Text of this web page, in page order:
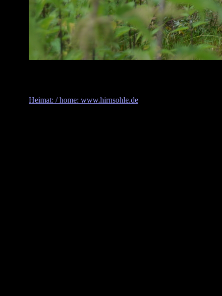
Heimat: / home: www.hirnsohle.de